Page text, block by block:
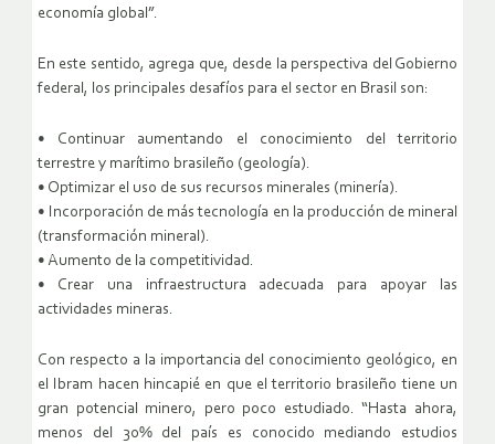
economía global”.
En este sentido, agrega que, desde la perspectiva del Gobierno
federal, los principales desafíos para el sector en Brasil son:
• Continuar aumentando el conocimiento del territorio
terrestre y marítimo brasileño (geología).
• Optimizar el uso de sus recursos minerales (minería).
• Incorporación de más tecnología en la producción de mineral
(transformación mineral).
• Aumento de la competitividad.
• Crear una infraestructura adecuada para apoyar las
actividades mineras.
Con respecto a la importancia del conocimiento geológico, en
el Ibram hacen hincapié en que el territorio brasileño tiene un
gran potencial minero, pero poco estudiado. “Hasta ahora,
menos del 30% del país es conocido mediando estudios